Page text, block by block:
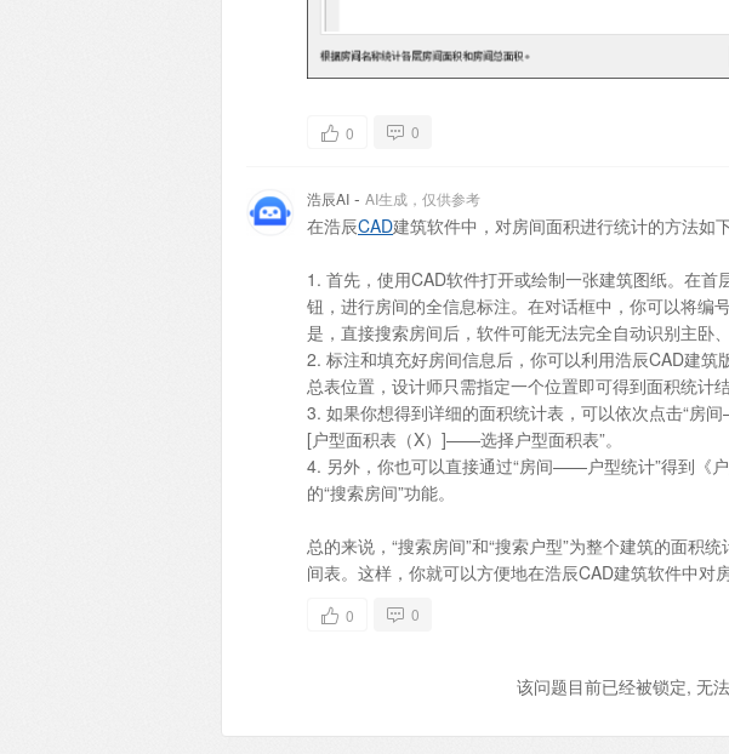
0 0
浩辰AI - AI生成，仅供参考
在浩辰CAD建筑软件中，对房间面积进行统计的方法如
1. 首先，使用CAD软件打开或绘制一张建筑图纸。在
钮，进行房间的全信息标注。在对话框中，你可以将编
是，直接搜索房间后，软件可能无法完全自动识别主卧
2. 标注和填充好房间信息后，你可以利用浩辰CAD建
总表位置，设计师只需指定一个位置即可得到面积统计结
3. 如果你想得到详细的面积统计表，可以依次点击“
[户型面积表（X）]——选择户型面积表”。
4. 另外，你也可以直接通过“房间——户型统计”得到《
的“搜索房间”功能。
总的来说，“搜索房间”和“搜索户型”为整个建筑的面积
间表。这样，你就可以方便地在浩辰CAD建筑软件中对
0 0
该问题目前已经被锁定, 无